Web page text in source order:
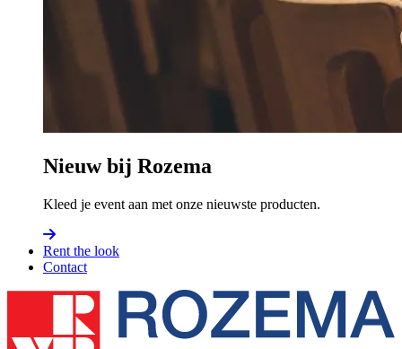
Nieuw bij Rozema
Kleed je event aan met onze nieuwste producten.
Rent the look
Contact